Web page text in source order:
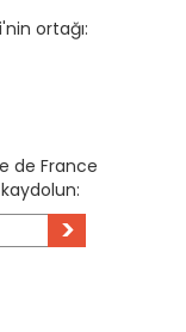
ortağı:
de France
>